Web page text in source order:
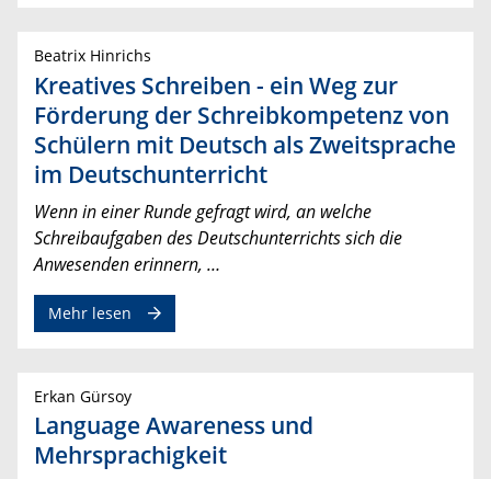
Beatrix Hinrichs
Kreatives Schreiben - ein Weg zur
Förderung der Schreibkompetenz von
Schülern mit Deutsch als Zweitsprache
im Deutschunterricht
Wenn in einer Runde gefragt wird, an welche
Schreibaufgaben des Deutschunterrichts sich die
Anwesenden erinnern, …
Mehr lesen
Erkan Gürsoy
Language Awareness und
Mehrsprachigkeit